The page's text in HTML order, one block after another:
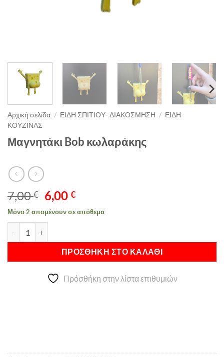
Αρχική σελίδα / ΕΙΔΗ ΣΠΙΤΙΟΥ- ΔΙΑΚΟΣΜΗΣΗ / ΕΙΔΗ
ΚΟΥΖΙΝΑΣ
Μαγνητάκι Bob κωλαράκης
7,00€ Original
price
was:
6,00€Η
τρέχουσα
τιμή
6,00 €.
Μόνο 2 απομένουν σε απόθεμα
ΠΡΟΣΘΉΚΗ ΣΤΟ ΚΑΛΆΘΙ
Πρόσθήκη στην λίστα επιθυμιών